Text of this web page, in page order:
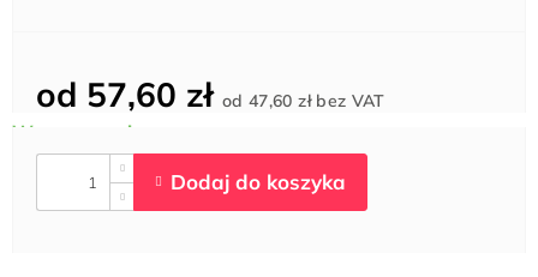
od 57,60 zł od47,60 złbez VAT